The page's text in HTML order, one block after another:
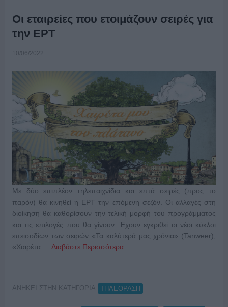
Οι εταιρείες που ετοιμάζουν σειρές για
την ΕΡΤ
10/06/2022
Με δύο επιπλέον τηλεπαιχνίδια και επτά σειρές (προς το
παρόν) θα κινηθεί η ΕΡΤ την επόμενη σεζόν. Οι αλλαγές στη
διοίκηση θα καθορίσουν την τελική μορφή του προγράμματος
και τις επιλογές που θα γίνουν. Έχουν εγκριθεί οι νέοι κύκλοι
επεισοδίων των σειρών «Τα καλύτερά μας χρόνια» (Tanweer),
«Χαιρέτα … Διαβάστε Περισσότερα...
ΑΝΗΚΕΙ ΣΤΗΝ ΚΑΤΗΓΟΡΙΑ: ΤΗΛΕΟΡΑΣΗ